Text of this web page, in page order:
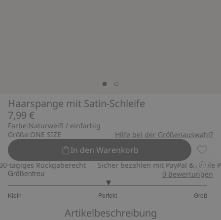
Haarspange mit Satin-Schleife
7,99 €
Farbe:Naturweiß / einfarbig
Größe:ONE SIZE Hilfe bei der Größenauswahl?
In den Warenkorb
tägiges Rückgaberecht Sicher bezahlen mit PayPal & Apple Pay
Größentreu
Klein Perfekt Groß
von
0 Bewertungen
Artikelbeschreibung